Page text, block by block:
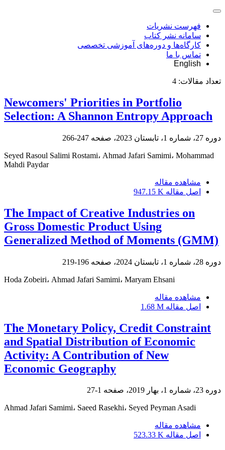
فهرست نشریات
سامانه نشر کتاب
کارگاه‌ها و دوره‌های آموزشی تخصصی
تماس با ما
English
تعداد مقالات: 4
Newcomers' Priorities in Portfolio
Selection: A Shannon Entropy Approach
دوره 27، شماره 1، تابستان 2023، صفحه 247-266
Seyed Rasoul Salimi Rostami، Ahmad Jafari Samimi، Mohammad
Mahdi Paydar
مشاهده مقاله
اصل مقاله 947.15 K
The Impact of Creative Industries on
Gross Domestic Product Using
Generalized Method of Moments (GMM)
دوره 28، شماره 1، تابستان 2024، صفحه 196-219
Hoda Zobeiri، Ahmad Jafari Samimi، Maryam Ehsani
مشاهده مقاله
اصل مقاله 1.68 M
The Monetary Policy, Credit Constraint
and Spatial Distribution of Economic
Activity: A Contribution of New
Economic Geography
دوره 23، شماره 1، بهار 2019، صفحه 1-27
Ahmad Jafari Samimi، Saeed Rasekhi، Seyed Peyman Asadi
مشاهده مقاله
اصل مقاله 523.33 K